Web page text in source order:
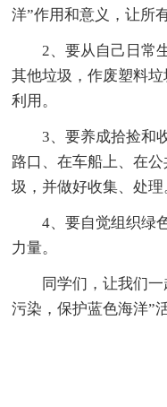
洋”作用和意义，让所
2、要从自己日常
其他垃圾，作废塑料
利用。
3、要养成拾捡和
路口、在车船上、在
圾，并做好收集、处理
4、要自觉组织绿
力量。
同学们，让我们
污染，保护蓝色海洋”